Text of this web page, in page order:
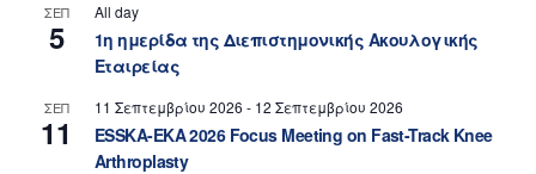
ΣΕΠ
5
All day
1η ημερίδα της Διεπιστημονικής Ακουλογικής
Εταιρείας
ΣΕΠ
11
11 Σεπτεμβρίου 2026 - 12 Σεπτεμβρίου 2026
ESSKA-EKA 2026 Focus Meeting on Fast-Track Knee
Arthroplasty